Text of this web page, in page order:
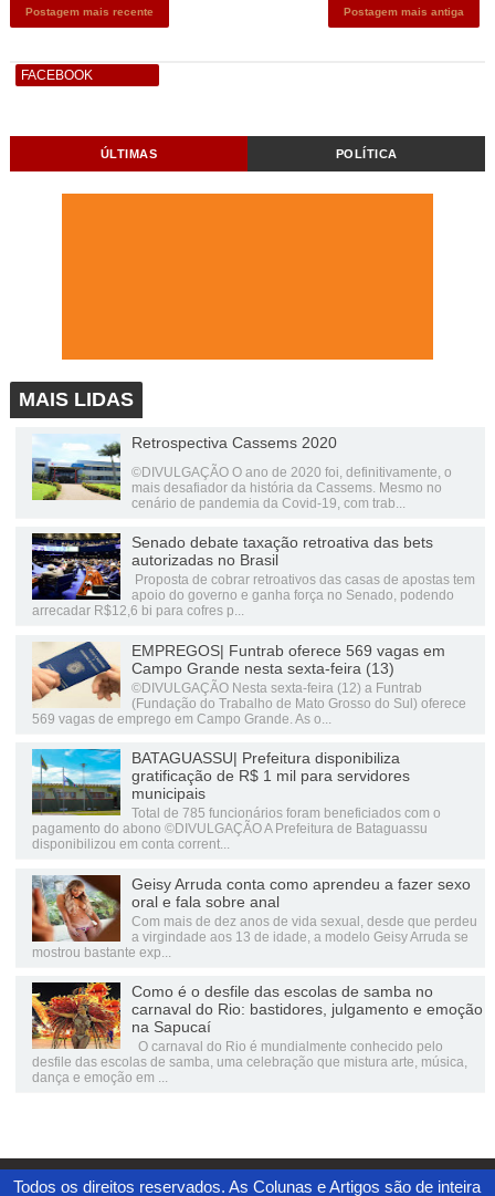
Postagem mais recente Postagem mais antiga
FACEBOOK
ÚLTIMAS POLÍTICA
MAIS LIDAS
Retrospectiva Cassems 2020
©DIVULGAÇÃO O ano de 2020 foi, definitivamente, o
mais desafiador da história da Cassems. Mesmo no
cenário de pandemia da Covid-19, com trab...
Senado debate taxação retroativa das bets
autorizadas no Brasil
Proposta de cobrar retroativos das casas de apostas tem
apoio do governo e ganha força no Senado, podendo
arrecadar R$12,6 bi para cofres p...
EMPREGOS| Funtrab oferece 569 vagas em
Campo Grande nesta sexta-feira (13)
©DIVULGAÇÃO Nesta sexta-feira (12) a Funtrab
(Fundação do Trabalho de Mato Grosso do Sul) oferece
569 vagas de emprego em Campo Grande. As o...
BATAGUASSU| Prefeitura disponibiliza
gratificação de R$ 1 mil para servidores
municipais
Total de 785 funcionários foram beneficiados com o
pagamento do abono ©DIVULGAÇÃO A Prefeitura de Bataguassu
disponibilizou em conta corrent...
Geisy Arruda conta como aprendeu a fazer sexo
oral e fala sobre anal
Com mais de dez anos de vida sexual, desde que perdeu
a virgindade aos 13 de idade, a modelo Geisy Arruda se
mostrou bastante exp...
Como é o desfile das escolas de samba no
carnaval do Rio: bastidores, julgamento e emoção
na Sapucaí
O carnaval do Rio é mundialmente conhecido pelo
desfile das escolas de samba, uma celebração que mistura arte, música,
dança e emoção em ...
Todos os direitos reservados. As Colunas e Artigos são de inteira